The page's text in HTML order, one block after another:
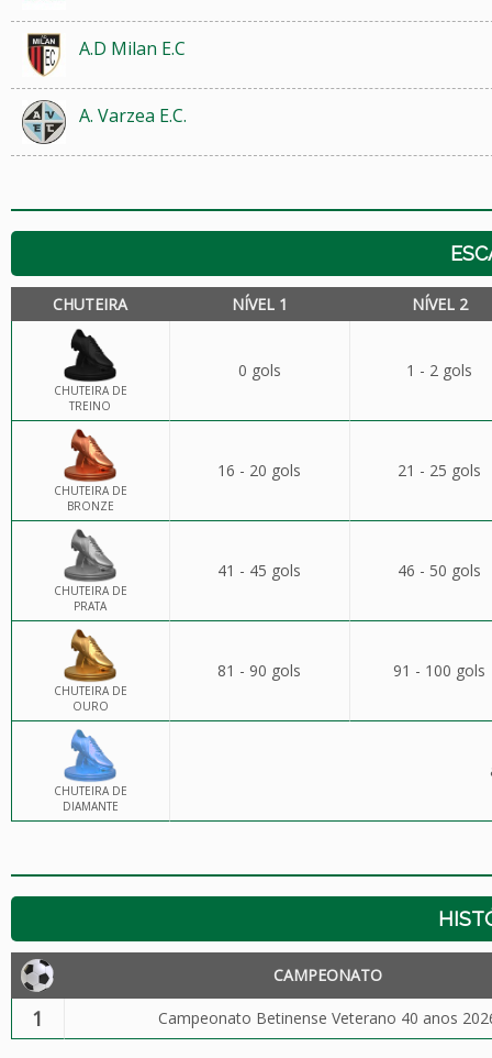
A.D Milan E.C
A. Varzea E.C.
CHUTEIRA NÍVEL 1 NÍVEL 2
CHUTEIRA DE
TREINO
0 gols 1 - 2 gols
CHUTEIRA DE
BRONZE
16 - 20 gols 21 - 25 gols
CHUTEIRA DE
PRATA
41 - 45 gols 46 - 50 gols
CHUTEIRA DE
OURO
81 - 90 gols 91 - 100 gols
CHUTEIRA DE
DIAMANTE
CAMPEONATO
1 Campeonato Betinense Veterano 40 anos